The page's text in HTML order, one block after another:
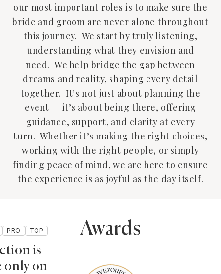
our most important roles is to make sure the
bride and groom are never alone throughout
this journey. We start by truly listening,
understanding what they envision and
need. We help bridge the gap between
dreams and reality, shaping every detail
together. It’s not just about planning the
event — it’s about being there, offering
guidance, support, and clarity at every
turn. Whether it’s making the right choices,
working with the right people, or simply
finding peace of mind, we are here to ensure
the experience is as joyful as the day itself.
PRO TOP
is
only on
Awards